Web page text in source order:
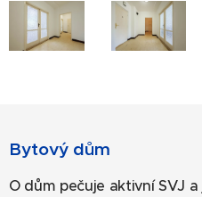
Bytový dům
O dům pečuje aktivní SVJ